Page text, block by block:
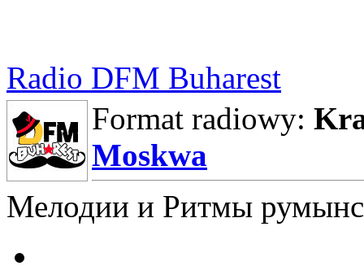
Radio DFM Buharest
Format radiowy:
Moskwa
Мелодии и Ритмы